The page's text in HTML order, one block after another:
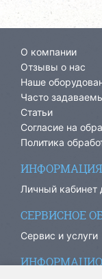
О компании
Отзывы о нас
Наше
Часто
Статьи
Согласие на
Политика
Личный кабинет
СЕРВИСНОЕ
Сервис и услуги